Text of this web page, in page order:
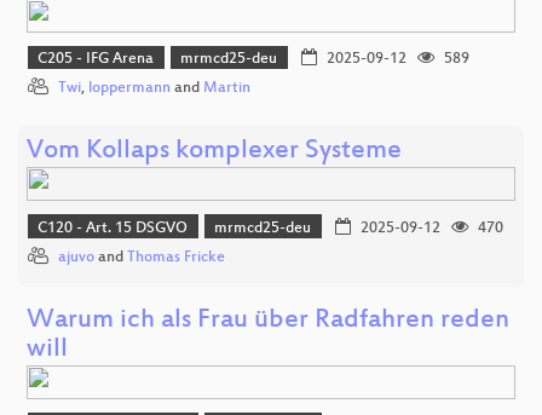
C205 - IFG Arena mrmcd25-deu 2025-09-12
589
Twi, loppermann and Martin
Vom Kollaps komplexer Systeme
C120 - Art. 15 DSGVO mrmcd25-deu 2025-09-12
470
ajuvo and Thomas Fricke
Warum ich als Frau über Radfahren reden
will